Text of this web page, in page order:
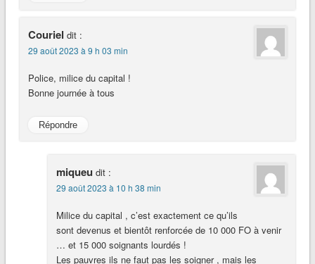
Couriel dit :
29 août 2023 à 9 h 03 min
Police, milice du capital !
Bonne journée à tous
Répondre
miqueu dit :
29 août 2023 à 10 h 38 min
Milice du capital , c’est exactement ce qu’ils
sont devenus et bientôt renforcée de 10 000 FO à venir
… et 15 000 soignants lourdés !
Les pauvres ils ne faut pas les soigner , mais les